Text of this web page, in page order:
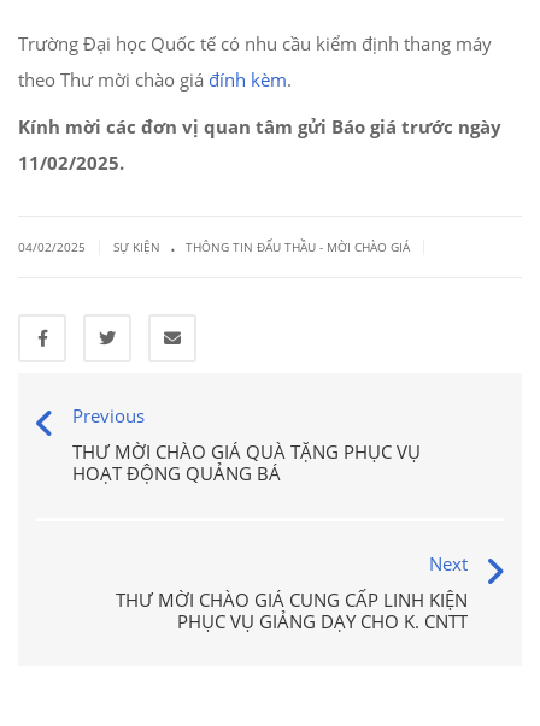
Trường Đại học Quốc tế có nhu cầu kiểm định thang máy
theo Thư mời chào giá đính kèm.
Kính mời các đơn vị quan tâm gửi Báo giá trước ngày
11/02/2025.
04/02/2025 SỰ KIỆN . THÔNG TIN ĐẤU THẦU - MỜI CHÀO GIÁ
Previous
THƯ MỜI CHÀO GIÁ QUÀ TẶNG PHỤC VỤ
HOẠT ĐỘNG QUẢNG BÁ
Next
THƯ MỜI CHÀO GIÁ CUNG CẤP LINH KIỆN
PHỤC VỤ GIẢNG DẠY CHO K. CNTT